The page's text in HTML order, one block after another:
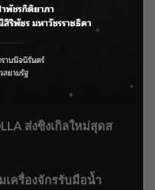
ากกินอะไรหลังจาก
ต”
งการหุบกะพง–ห้วย
ส่งซิงเกิลใหม่สุดส
เครื่องจักรรับมือน้ำ